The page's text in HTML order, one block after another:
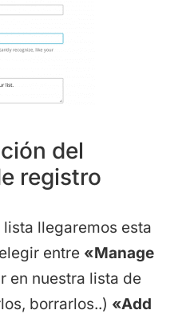
del
registro
llegaremos esta
entre «Manage
en nuestra lista de
borrarlos..) «Add